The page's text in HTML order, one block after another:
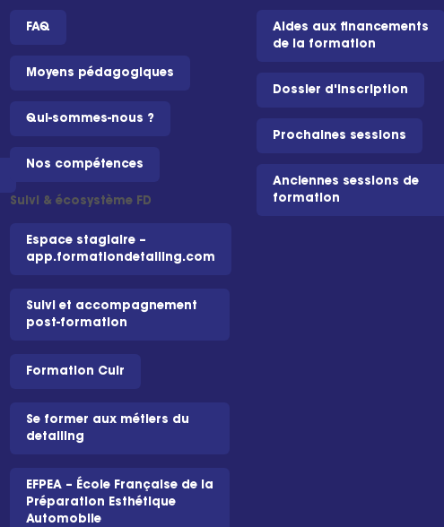
FAQ
Moyens pédagogiques
Qui-sommes-nous ?
Nos compétences
Suivi & écosystème FD
Espace stagiaire –
app.formationdetailing.com
Suivi et accompagnement
post-formation
Formation Cuir
Se former aux métiers du
detailing
EFPEA – École Française de la
Préparation Esthétique
Automobile
Aides aux financements
de la formation
Dossier d'inscription
Prochaines sessions
Anciennes sessions de
formation